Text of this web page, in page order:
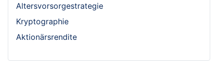
Altersvorsorgestrategie
Kryptographie
Aktionärsrendite